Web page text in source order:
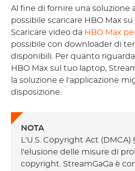
Al fine di fornire una soluzione
possibile scaricare HBO Max
Scaricare video da HBO Max
possibile con downloader di
disponibili. Per quanto
HBO Max sul tuo laptop,
la soluzione e l'applicazione
disposizione.
NOTA
L'U.S. Copyright Act (DMCA)
l'elusione delle misure di
copyright. StreamGaGa è